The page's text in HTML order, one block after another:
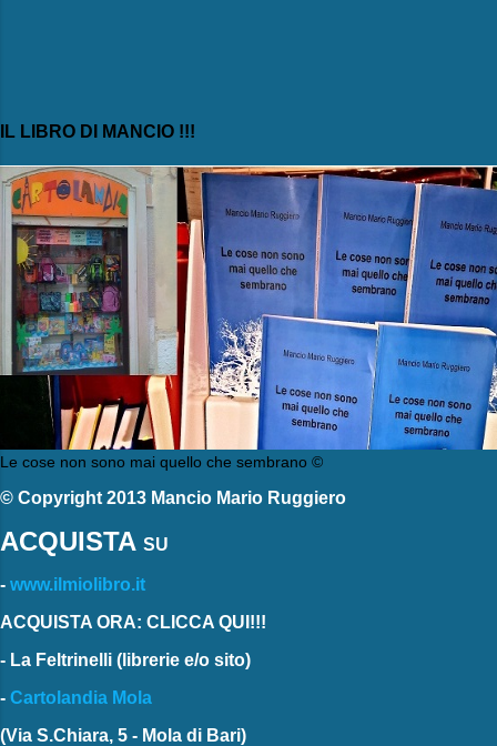
IL LIBRO DI MANCIO !!!
Le cose non sono mai quello che sembrano ©
© Copyright 2013 Mancio Mario Ruggiero
ACQUISTA SU
- www.ilmiolibro.it
ACQUISTA ORA: CLICCA QUI!!!
- La Feltrinelli (librerie e/o sito)
- Cartolandia Mola
(Via S.Chiara, 5 - Mola di Bari)